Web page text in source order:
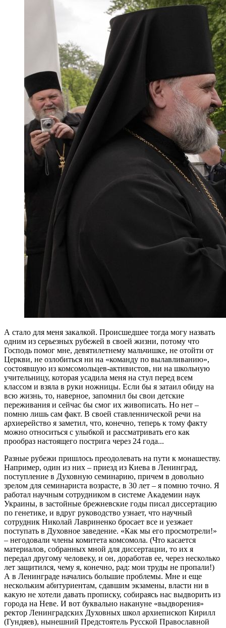
А стало для меня закалкой. Происшедшее тогда могу назвать
одним из серьезных рубежей в своей жизни, потому что
Господь помог мне, девятилетнему мальчишке, не отойти от
Церкви, не озлобиться ни на «команду по вылавливанию»,
состоявшую из комсомольцев-активистов, ни на школьную
учительницу, которая усадила меня на стул перед всем
классом и взяла в руки ножницы. Если бы я затаил обиду на
всю жизнь, то, наверное, запомнил бы свои детские
переживания и сейчас бы смог их живописать. Но нет –
помню лишь сам факт. В своей ставленнической речи на
архиерейство я заметил, что, конечно, теперь к тому факту
можно относиться с улыбкой и рассматривать его как
прообраз настоящего пострига через 24 года...
Разные рубежи пришлось преодолевать на пути к монашеству.
Например, один из них – приезд из Киева в Ленинград,
поступление в Духовную семинарию, причем в довольно
зрелом для семинариста возрасте, в 30 лет – я помню точно. Я
работал научным сотрудником в системе Академии наук
Украины, в застойные брежневские годы писал диссертацию
по генетике, и вдруг руководство узнает, что научный
сотрудник Николай Лавриненко бросает все и уезжает
поступать в Духовное заведение. «Как мы его просмотрели!»
– негодовали члены комитета комсомола. (Что касается
материалов, собранных мной для диссертации, то их я
передал другому человеку, и он, доработав ее, через несколько
лет защитился, чему я, конечно, рад: мои труды не пропали!)
А в Ленинграде начались большие проблемы. Мне и еще
нескольким абитуриентам, сдавшим экзамены, власти ни в
какую не хотели давать прописку, собираясь нас выдворить из
города на Неве. И вот буквально накануне «выдворения»
ректор Ленинградских Духовных школ архиепископ Кирилл
(Гундяев), нынешний Предстоятель Русской Православной